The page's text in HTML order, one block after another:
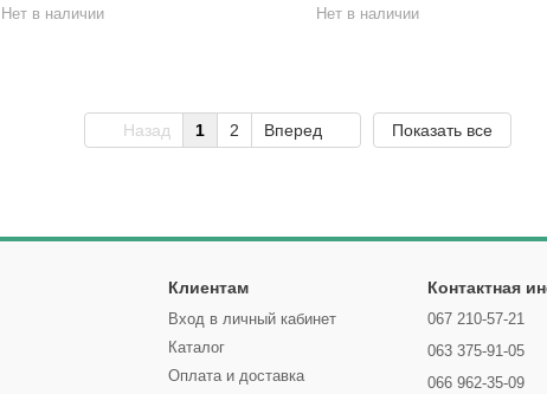
Нет в наличии Нет в наличии
Назад 1 2 Вперед Показать все
Клиентам
Вход в личный кабинет
Каталог
Оплата и доставка
Контактная
067 210-57-21
063 375-91-05
066 962-35-09